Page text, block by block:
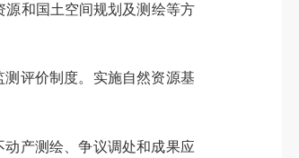
源和国土空间规划及测绘等方
评价制度。实施自然资源基
产测绘、争议调处和成果应